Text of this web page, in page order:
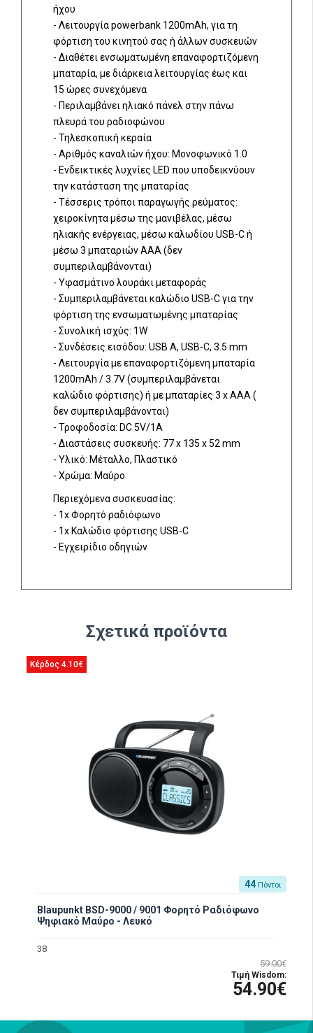
ήχου
- Λειτουργία powerbank 1200mAh, για τη
φόρτιση του κινητού σας ή άλλων συσκευών
- Διαθέτει ενσωματωμένη επαναφορτιζόμενη
μπαταρία, με διάρκεια λειτουργίας έως και
15 ώρες συνεχόμενα
- Περιλαμβάνει ηλιακό πάνελ στην πάνω
πλευρά του ραδιοφώνου
- Τηλεσκοπική κεραία
- Αριθμός καναλιών ήχου: Μονοφωνικό 1.0
- Ενδεικτικές λυχνίες LED που υποδεικνύουν
την κατάσταση της μπαταρίας
- Τέσσερις τρόποι παραγωγής ρεύματος:
χειροκίνητα μέσω της μανιβέλας, μέσω
ηλιακής ενέργειας, μέσω καλωδίου USB-C ή
μέσω 3 μπαταριών AAA (δεν
συμπεριλαμβάνονται)
- Υφασμάτινο λουράκι μεταφοράς
- Συμπεριλαμβάνεται καλώδιο USB-C για την
φόρτιση της ενσωματωμένης μπαταρίας
- Συνολική ισχύς: 1W
- Συνδέσεις εισόδου: USB Α, USB-C, 3.5 mm
- Λειτουργία με επαναφορτιζόμενη μπαταρία
1200mAh / 3.7V (συμπεριλαμβάνεται
καλώδιο φόρτισης) ή με μπαταρίες 3 x AAA (
δεν συμπεριλαμβάνονται)
- Τροφοδοσία: DC 5V/1A
- Διαστάσεις συσκευής: 77 x 135 x 52 mm
- Υλικό: Μέταλλο, Πλαστικό
- Χρώμα: Μαύρο
Περιεχόμενα συσκευασίας:
- 1x Φορητό ραδιόφωνο
- 1x Καλώδιο φόρτισης USB-C
- Εγχειρίδιο οδηγιών
Σχετικά προϊόντα
44 Πόντοι
Κέρδος 4.10€
Blaupunkt BSD-9000 / 9001 Φορητό Ραδιόφωνο
Ψηφιακό Μαύρο - Λευκό
38
59.00€
Τιμή Wisdom:
54.90€